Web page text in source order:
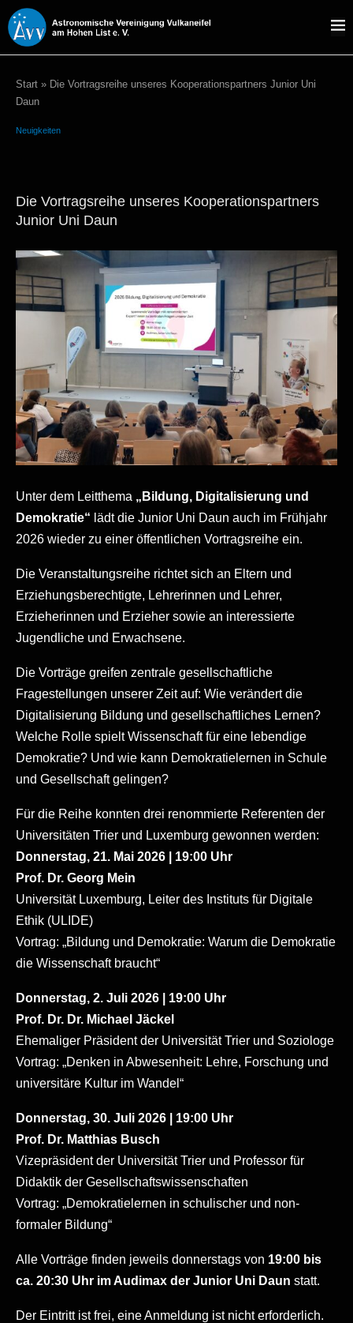
Start » Die Vortragsreihe unseres Kooperationspartners Junior Uni
Daun
Neuigkeiten
Die Vortragsreihe unseres Kooperationspartners
Junior Uni Daun
Unter dem Leitthema „Bildung, Digitalisierung und
Demokratie“ lädt die Junior Uni Daun auch im Frühjahr
2026 wieder zu einer öffentlichen Vortragsreihe ein.
Die Veranstaltungsreihe richtet sich an Eltern und
Erziehungsberechtigte, Lehrerinnen und Lehrer,
Erzieherinnen und Erzieher sowie an interessierte
Jugendliche und Erwachsene.
Die Vorträge greifen zentrale gesellschaftliche
Fragestellungen unserer Zeit auf: Wie verändert die
Digitalisierung Bildung und gesellschaftliches Lernen?
Welche Rolle spielt Wissenschaft für eine lebendige
Demokratie? Und wie kann Demokratielernen in Schule
und Gesellschaft gelingen?
Für die Reihe konnten drei renommierte Referenten der
Universitäten Trier und Luxemburg gewonnen werden:
Donnerstag, 21. Mai 2026 | 19:00 Uhr
Prof. Dr. Georg Mein
Universität Luxemburg, Leiter des Instituts für Digitale
Ethik (ULIDE)
Vortrag: „Bildung und Demokratie: Warum die Demokratie
die Wissenschaft braucht“
Donnerstag, 2. Juli 2026 | 19:00 Uhr
Prof. Dr. Dr. Michael Jäckel
Ehemaliger Präsident der Universität Trier und Soziologe
Vortrag: „Denken in Abwesenheit: Lehre, Forschung und
universitäre Kultur im Wandel“
Donnerstag, 30. Juli 2026 | 19:00 Uhr
Prof. Dr. Matthias Busch
Vizepräsident der Universität Trier und Professor für
Didaktik der Gesellschaftswissenschaften
Vortrag: „Demokratielernen in schulischer und non-
formaler Bildung“
Alle Vorträge finden jeweils donnerstags von 19:00 bis
ca. 20:30 Uhr im Audimax der Junior Uni Daun statt.
Der Eintritt ist frei, eine Anmeldung ist nicht erforderlich.